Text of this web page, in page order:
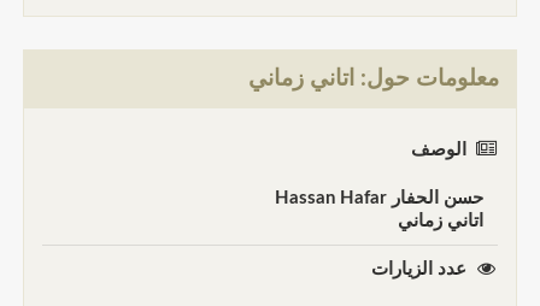
معلومات حول: اتاني زماني
الوصف
حسن الحفار Hassan Hafar
اتاني زماني
عدد الزيارات